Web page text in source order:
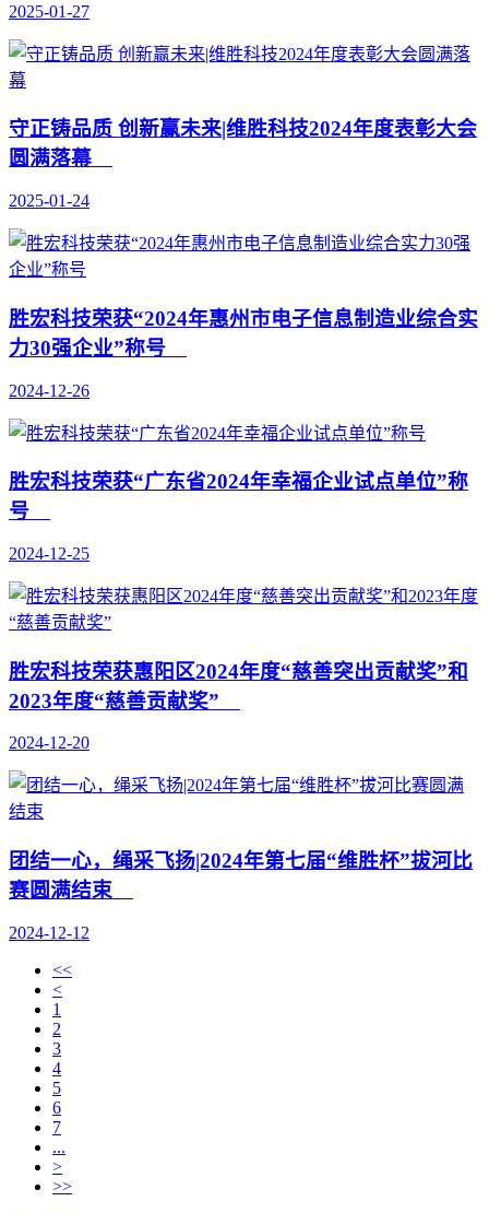
2025-01-27
守正铸品质 创新赢未来|维胜科技2024年度表彰大会
圆满落幕
2025-01-24
胜宏科技荣获“2024年惠州市电子信息制造业综合实
力30强企业”称号
2024-12-26
胜宏科技荣获“广东省2024年幸福企业试点单位”称
号
2024-12-25
胜宏科技荣获惠阳区2024年度“慈善突出贡献奖”和
2023年度“慈善贡献奖”
2024-12-20
团结一心，绳采飞扬|2024年第七届“维胜杯”拔河比
赛圆满结束
2024-12-12
<<
<
1
2
3
4
5
6
7
...
>
>>